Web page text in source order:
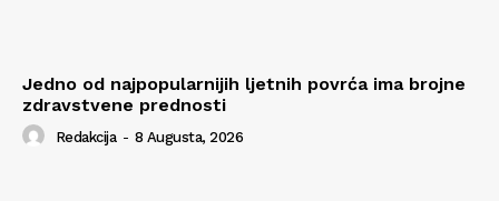
Jedno od najpopularnijih ljetnih povrća ima brojne
zdravstvene prednosti
Redakcija - 8 Augusta, 2026